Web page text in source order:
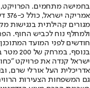
בחמישה מתחמים.
מגורים קהילתית בנגישות
חודשים לפני המועד
בנוסף,
ישראל קנדה את פרויקט
אדריכלית העל אורלי שרם,
גם המשפחות הצעירות